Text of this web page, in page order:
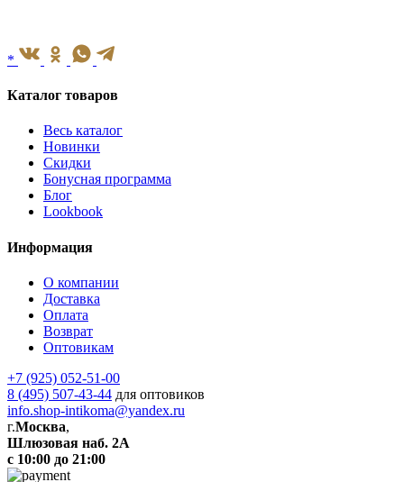
*
Каталог товаров
Весь каталог
Новинки
Скидки
Бонусная программа
Блог
Lookbook
Информация
О компании
Доставка
Оплата
Возврат
Оптовикам
+7 (925) 052-51-00
8 (495) 507-43-44 для оптовиков
info.shop-intikoma@yandex.ru
г.Москва,
Шлюзовая наб. 2А
с 10:00 до 21:00